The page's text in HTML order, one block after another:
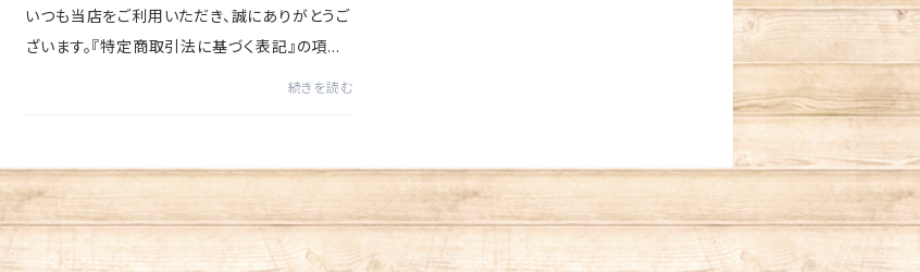
いつも当店をご利用いただき、誠にありがとうご
ざいます。『特定商取引法に基づく表記』の項目
（ページ最下部から遷移可能）にもございます
続きを読む